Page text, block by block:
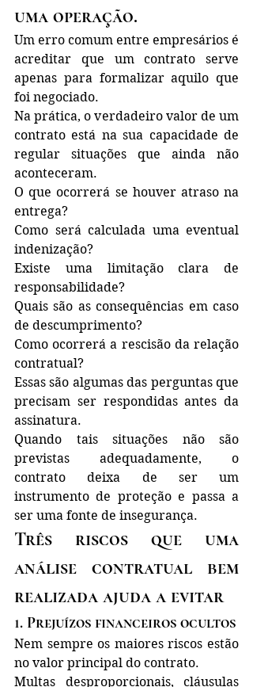
uma operação.
Um erro comum entre empresários é
acreditar que um contrato serve
apenas para formalizar aquilo que
foi negociado.
Na prática, o verdadeiro valor de um
contrato está na sua capacidade de
regular situações que ainda não
aconteceram.
O que ocorrerá se houver atraso na
entrega?
Como será calculada uma eventual
indenização?
Existe uma limitação clara de
responsabilidade?
Quais são as consequências em caso
de descumprimento?
Como ocorrerá a rescisão da relação
contratual?
Essas são algumas das perguntas que
precisam ser respondidas antes da
assinatura.
Quando tais situações não são
previstas adequadamente, o
contrato deixa de ser um
instrumento de proteção e passa a
ser uma fonte de insegurança.
Três riscos que uma
análise contratual bem
realizada ajuda a evitar
1. Prejuízos financeiros ocultos
Nem sempre os maiores riscos estão
no valor principal do contrato.
Multas desproporcionais, cláusulas